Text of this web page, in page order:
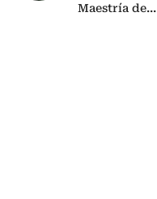
Maestría de...